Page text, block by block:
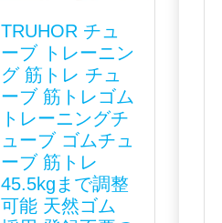
TRUHOR チュ
ーブ トレーニン
グ 筋トレ チュ
ーブ 筋トレゴム
トレーニングチ
ューブ ゴムチュ
ーブ 筋トレ
45.5kgまで調整
可能 天然ゴム